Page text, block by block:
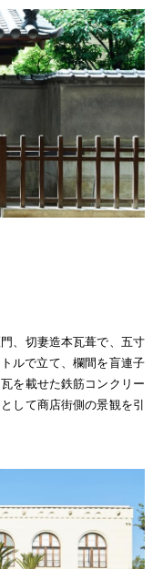
、切妻造本瓦葺で、五寸
ルで立て、欄間を盲連子
を載せた鉄筋コンクリー
して商店街側の景観を引